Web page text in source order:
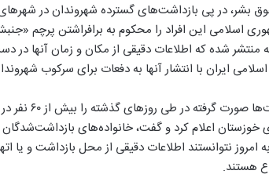
بشر، در پی بازداشت‌های گسترده شهروندان در
اسلامی این افراد را محکوم به برافراشتن پرچم
منتشر شده که اطلاعات دقیقی از مکان و زمان آنها
ایران با انتشار آنها به دفعات برای سرکوب
آقای
خوزستان اعلام کرد و گفت،‌ خانواده‌های بازداشت‌شدگان
امروز نتوانستند اطلاعات دقیقی از محل بازداشت و
هستند.